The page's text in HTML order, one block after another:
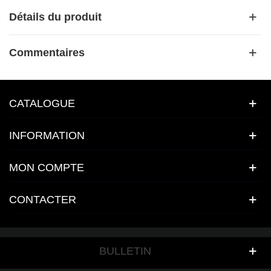
Détails du produit
Commentaires
CATALOGUE
INFORMATION
MON COMPTE
CONTACTER
BULLETIN